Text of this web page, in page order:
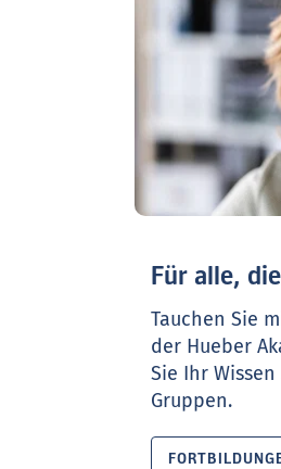
Für alle,
Tauchen Sie
der Hueber
Sie Ihr
Gruppen.